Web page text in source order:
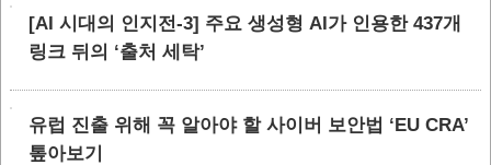
[AI 시대의 인지전-3] 주요 생성형 AI가 인용한 437개
링크 뒤의 ‘출처 세탁’
유럽 진출 위해 꼭 알아야 할 사이버 보안법 ‘EU CRA’
톺아보기